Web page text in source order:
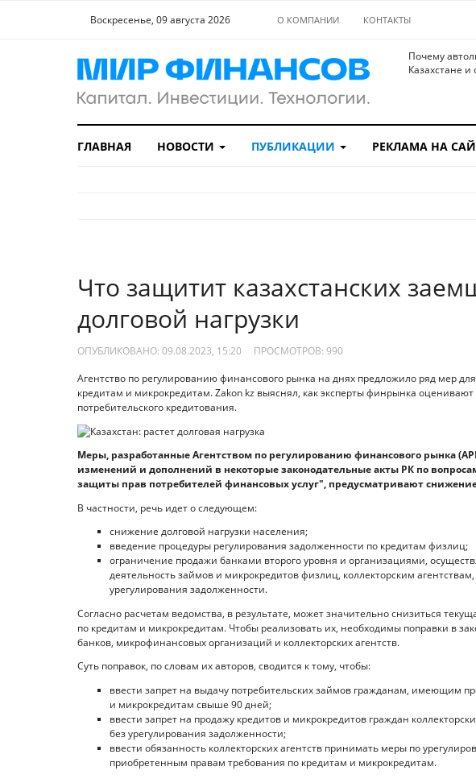
Воскресенье, 09 августа 2026 О КОМПАНИИ КОНТАКТЫ
Почему
Казахстане
ГЛАВНАЯ НОВОСТИ ПУБЛИКАЦИИ РЕКЛАМА НА
Что защитит казахстанских
долговой нагрузки
ОПУБЛИКОВАНО: 09.08.2023, 15:20 ПРОСМОТРОВ: 990
Агентство по регулированию финансового рынка на днях предложило ряд мер
кредитам и микрокредитам. Zakon kz выяснял, как эксперты финрынка
потребительского кредитования.
Меры, разработанные Агентством по регулированию финансового рынка
изменений и дополнений в некоторые законодательные акты РК по
защиты прав потребителей финансовых услуг", предусматривают
В частности, речь идет о следующем:
снижение долговой нагрузки населения;
введение процедуры регулирования задолженности по кредитам физлиц;
ограничение продажи банками второго уровня и организациями,
деятельность займов и микрокредитов физлиц, коллекторским
урегулирования задолженности.
Согласно расчетам ведомства, в результате, может значительно снизиться
по кредитам и микрокредитам. Чтобы реализовать их, необходимы поправки в
банков, микрофинансовых организаций и коллекторских агентств.
Суть поправок, по словам их авторов, сводится к тому, чтобы:
ввести запрет на выдачу потребительских займов гражданам, имеющим
и микрокредитам свыше 90 дней;
ввести запрет на продажу кредитов и микрокредитов граждан
без урегулирования задолженности;
ввести обязанность коллекторских агентств принимать меры по
приобретенным правам требования по кредитам и микрокредитам.